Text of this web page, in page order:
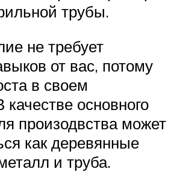
трубы.
не требует
от вас, потому
в своем
качестве основного
произодвства может
как деревянные
и труба.